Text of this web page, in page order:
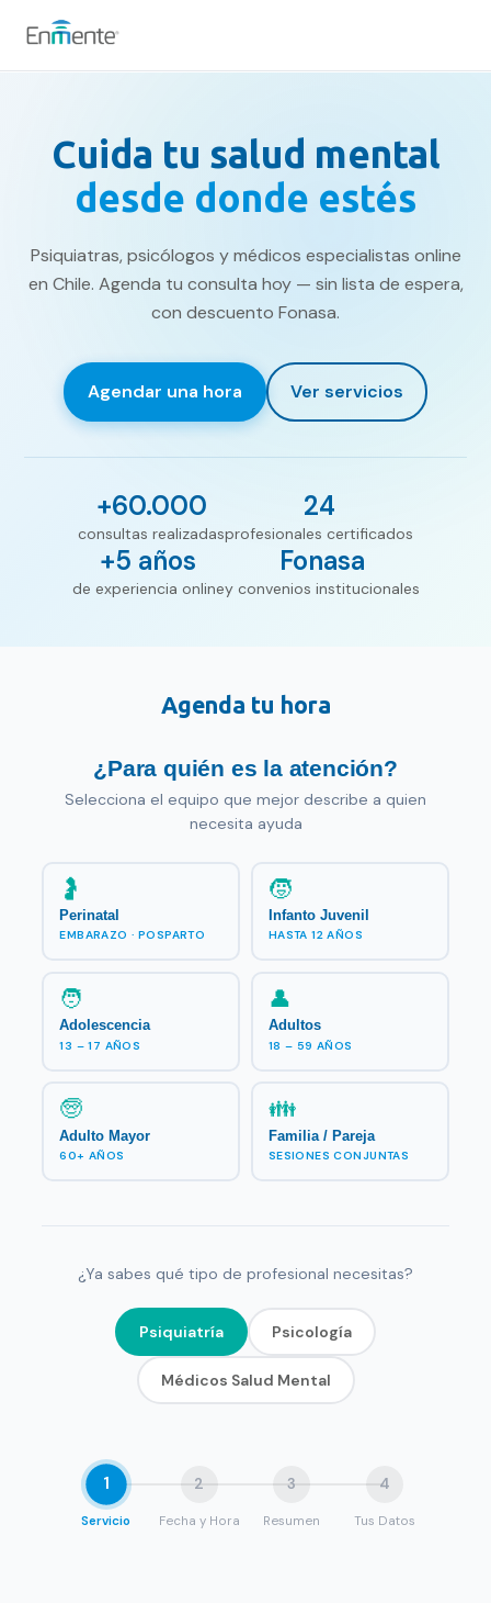
Cómo trabajamos
Equipo
Blog
Contacto
Cuida tu salud mental
desde donde estés
Psiquiatras, psicólogos y médicos especialistas online
en Chile. Agenda tu consulta hoy — sin lista de espera,
con descuento Fonasa.
Agendar una hora Ver servicios
+60.000
consultas realizadas
24
profesionales certificados
+5 años
de experiencia online
Fonasa
y convenios institucionales
Agenda tu hora
¿Para quién es la atención?
Selecciona el equipo que mejor describe a quien
necesita ayuda
🤰
Perinatal
EMBARAZO · POSPARTO
🧒
Infanto Juvenil
HASTA 12 AÑOS
🧑
Adolescencia
13 – 17 AÑOS
👤
Adultos
18 – 59 AÑOS
🧓
Adulto Mayor
60+ AÑOS
👪
Familia / Pareja
SESIONES CONJUNTAS
¿Ya sabes qué tipo de profesional necesitas?
Psiquiatría Psicología
Médicos Salud Mental
1
Servicio
2
Fecha y Hora
3
Resumen
4
Tus Datos